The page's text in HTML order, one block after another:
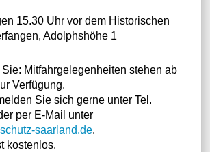
15.30 Uhr vor dem Historischen
Adolphshöhe 1
Mitfahrgelegenheiten stehen ab
Verfügung.
Sie sich gerne unter Tel.
per E-Mail unter
saarland.de.
kostenlos.